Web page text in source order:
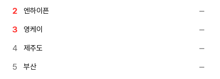
엔하이픈
영케이
제주도
부산